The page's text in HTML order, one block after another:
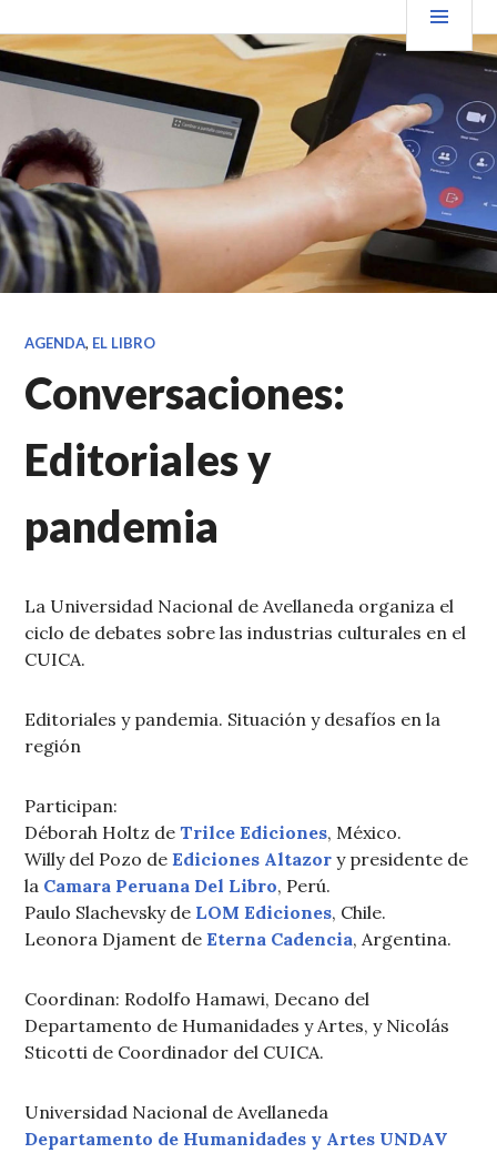
al
contenido.
VENDER+LIBROS NOTICIAS
AGENDA, EL LIBRO
Conversaciones:
Editoriales y
pandemia
La Universidad Nacional de Avellaneda organiza el
ciclo de debates sobre las industrias culturales en el
CUICA.
Editoriales y pandemia. Situación y desafíos en la
región
Participan:
Déborah Holtz de Trilce Ediciones, México.
Willy del Pozo deEdiciones Altazor y presidente de
la Camara Peruana Del Libro, Perú.
Paulo Slachevsky de LOM Ediciones, Chile.
Leonora Djament deEterna Cadencia, Argentina.
Coordinan: Rodolfo Hamawi, Decano del
Departamento de Humanidades y Artes, y Nicolás
Sticotti de Coordinador del CUICA.
Universidad Nacional de Avellaneda
Departamento de Humanidades y Artes UNDAV